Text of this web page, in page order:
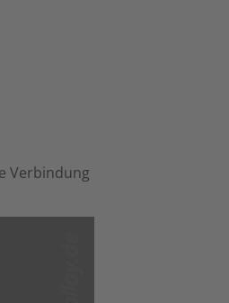
Verbindung